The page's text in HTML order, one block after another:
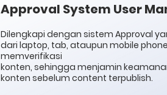
Approval System User
Dilengkapi dengan sistem Approval
dari laptop, tab, ataupun mobile
memverifikasi
konten, sehingga menjamin
konten sebelum content terpublish.